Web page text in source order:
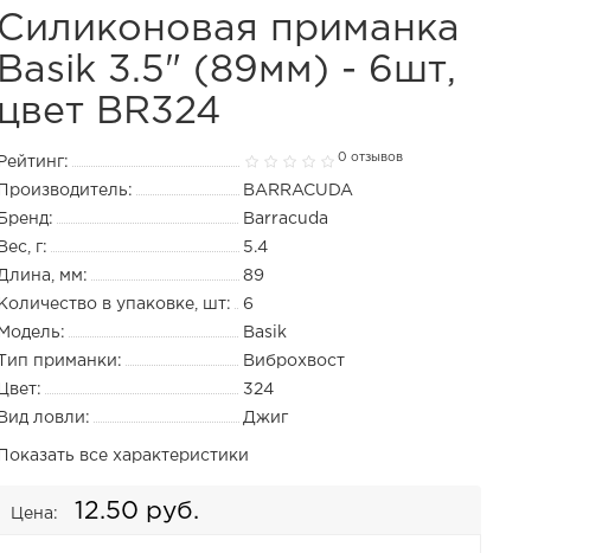
Силиконовая приманка
Basik 3.5" (89мм) - 6шт,
цвет BR324
Рейтинг: 0 отзывов
Производитель:
BARRACUDA
Бренд:
Barracuda
Вес, г:
5.4
мм:
89
Количество в упаковке, шт:
6
Модель:
Basik
Тип приманки:
Виброхвост
Цвет:
324
Вид ловли:
Джиг
Показать все характеристики
Цена: 12.50 руб.